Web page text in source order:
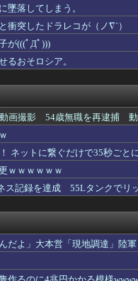
が話題に、なんか変...
」→アットホームすぎ...
う日本人らしい薄暗...
うか👀
うちの人間なのに実家...
墜落してしまう。
衝突したドラレコが（ノ∇`）
が(((ﾟДﾟ)))
るおそロシア。
画撮影 54歳無職を再逮捕
ネットに繋ぐだけで35秒ごと
ｗｗｗｗｗｗ
ス記録を達成 55Lタンクでリ
よ」大本営「現地調達」陸軍